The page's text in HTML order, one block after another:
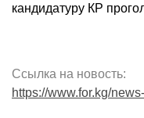
кандидатуру КР
Ссылка на новость:
https://www.for.kg/